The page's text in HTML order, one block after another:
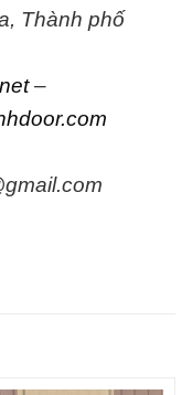
Thành phố
–